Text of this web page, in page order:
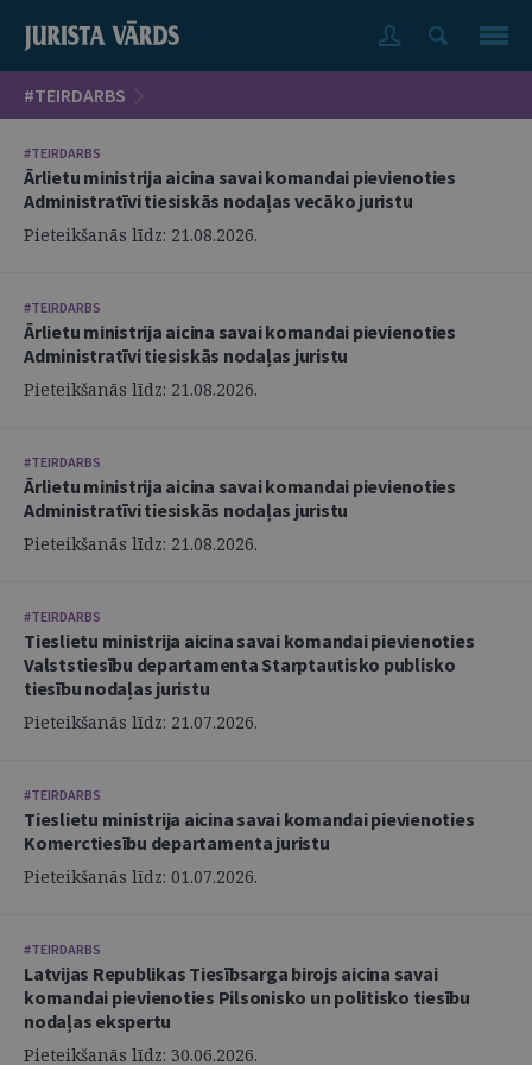
#TEIRDARBS
#TEIRDARBS
Ārlietu ministrija aicina savai komandai pievienoties
Administratīvi tiesiskās nodaļas vecāko juristu
Pieteikšanās līdz: 21.08.2026.
#TEIRDARBS
Ārlietu ministrija aicina savai komandai pievienoties
Administratīvi tiesiskās nodaļas juristu
Pieteikšanās līdz: 21.08.2026.
#TEIRDARBS
Ārlietu ministrija aicina savai komandai pievienoties
Administratīvi tiesiskās nodaļas juristu
Pieteikšanās līdz: 21.08.2026.
#TEIRDARBS
Tieslietu ministrija aicina savai komandai pievienoties
Valststiesību departamenta Starptautisko publisko
tiesību nodaļas juristu
Pieteikšanās līdz: 21.07.2026.
#TEIRDARBS
Tieslietu ministrija aicina savai komandai pievienoties
Komerctiesību departamenta juristu
Pieteikšanās līdz: 01.07.2026.
#TEIRDARBS
Latvijas Republikas Tiesībsarga birojs aicina savai
komandai pievienoties Pilsonisko un politisko tiesību
nodaļas ekspertu
Pieteikšanās līdz: 30.06.2026.